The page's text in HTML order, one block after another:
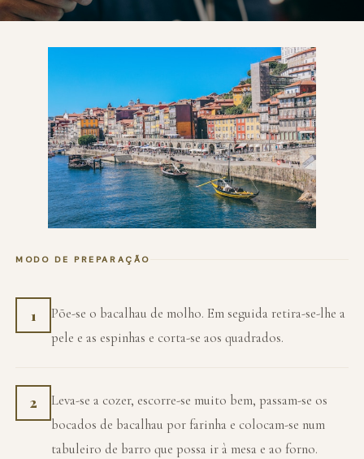
MODO DE PREPARAÇÃO
1
Põe-se o bacalhau de molho. Em seguida retira-se-lhe a
pele e as espinhas e corta-se aos quadrados.
2
Leva-se a cozer, escorre-se muito bem, passam-se os
bocados de bacalhau por farinha e colocam-se num
tabuleiro de barro que possa ir à mesa e ao forno.